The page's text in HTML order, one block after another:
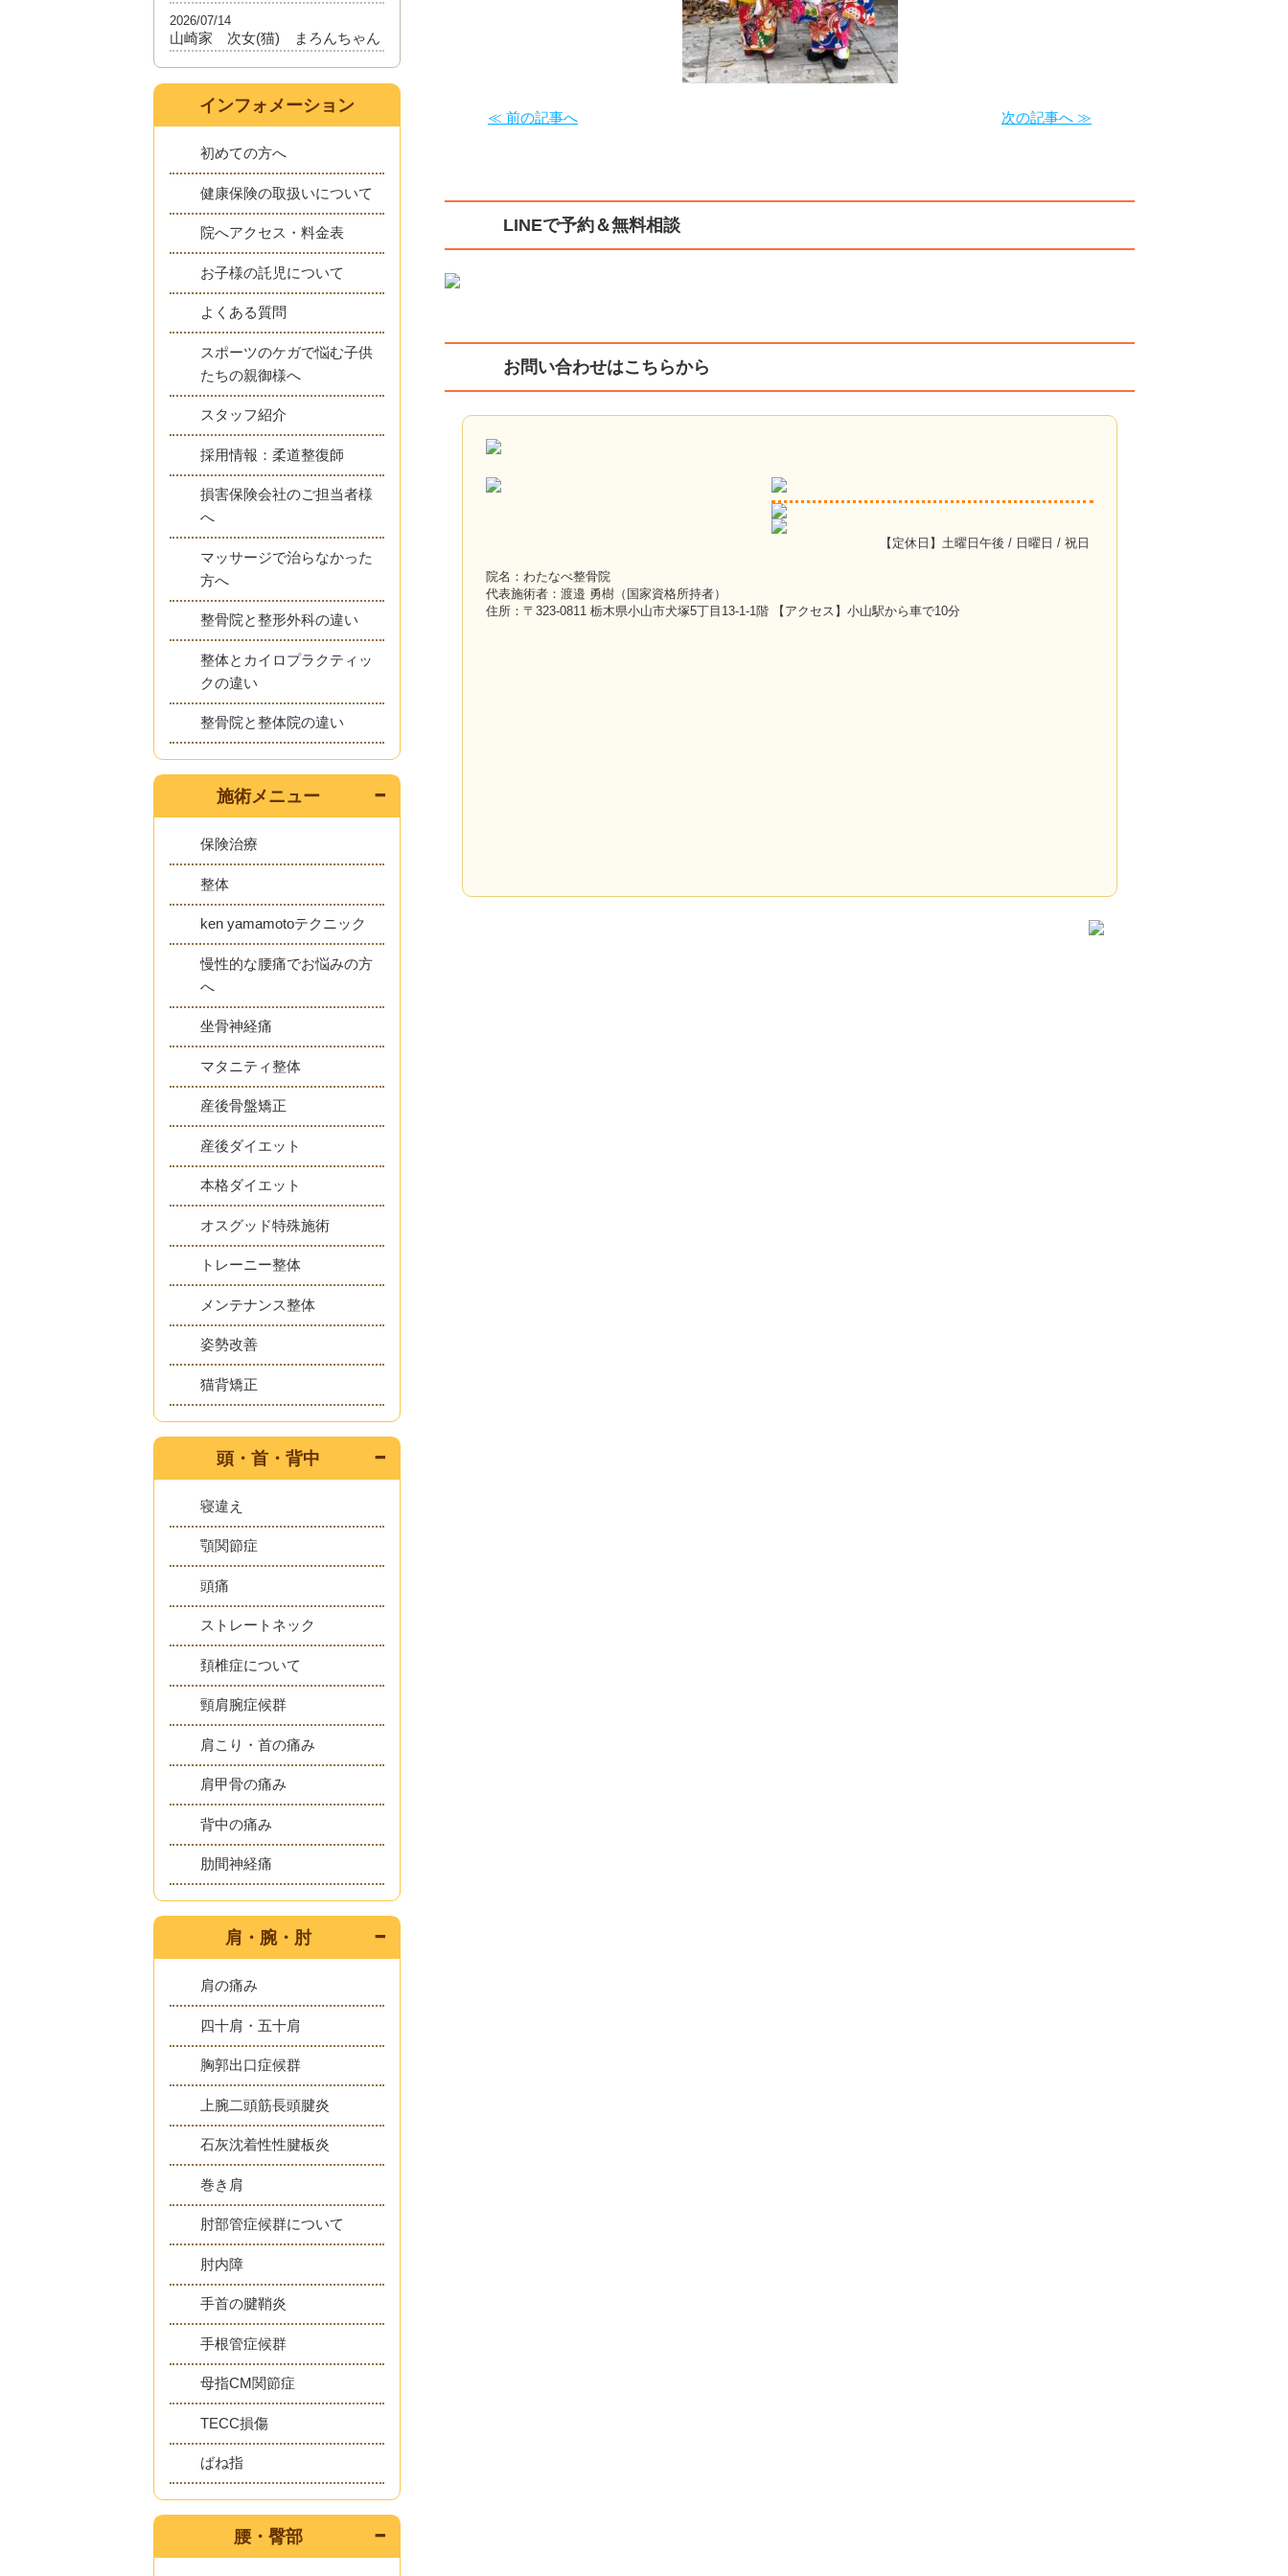
≪ 前の記事へ 次の記事へ ≫
LINEで予約＆無料相談
お問い合わせはこちらから
【定休日】土曜日午後 / 日曜日 / 祝日
院名：わたなべ整骨院
代表施術者：渡邉 勇樹（国家資格所持者）
住所：〒323-0811 栃木県小山市犬塚5丁目13-1-1階 【アクセス】小山駅から車で10分
山崎家 次女(猫) まろんちゃん
2026/07/14
インフォメーション
初めての方へ
健康保険の取扱いについて
院へアクセス・料金表
お子様の託児について
よくある質問
スポーツのケガで悩む子供
たちの親御様へ
スタッフ紹介
採用情報：柔道整復師
損害保険会社のご担当者様
へ
マッサージで治らなかった
方へ
整骨院と整形外科の違い
整体とカイロプラクティッ
クの違い
整骨院と整体院の違い
施術メニュー
保険治療
整体
ken yamamotoテクニック
慢性的な腰痛でお悩みの方
へ
坐骨神経痛
マタニティ整体
産後骨盤矯正
産後ダイエット
本格ダイエット
オスグッド特殊施術
トレーニー整体
メンテナンス整体
姿勢改善
猫背矯正
頭・首・背中
寝違え
顎関節症
頭痛
ストレートネック
頚椎症について
頸肩腕症候群
肩こり・首の痛み
肩甲骨の痛み
背中の痛み
肋間神経痛
肩・腕・肘
肩の痛み
四十肩・五十肩
胸郭出口症候群
上腕二頭筋長頭腱炎
石灰沈着性性腱板炎
巻き肩
肘部管症候群について
肘内障
手首の腱鞘炎
手根管症候群
母指CM関節症
TECC損傷
ばね指
腰・臀部